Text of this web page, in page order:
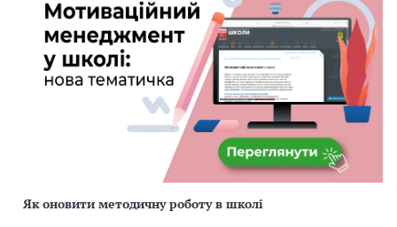
Як оновити методичну роботу в школі